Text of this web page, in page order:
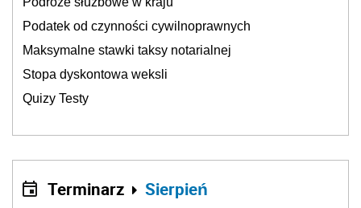
Podatek od czynności cywilnoprawnych
Maksymalne stawki taksy notarialnej
Stopa dyskontowa weksli
Quizy Testy
Terminarz Sierpień